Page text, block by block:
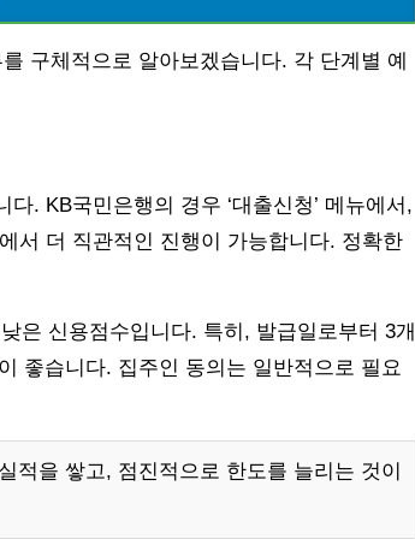
구체적으로 알아보겠습니다. 각 단계별 예
. KB국민은행의 경우 ‘대출신청’ 메뉴에서,
서 더 직관적인 진행이 가능합니다. 정확한
은 신용점수입니다. 특히, 발급일로부터 3개
좋습니다. 집주인 동의는 일반적으로 필요
적을 쌓고, 점진적으로 한도를 늘리는 것이